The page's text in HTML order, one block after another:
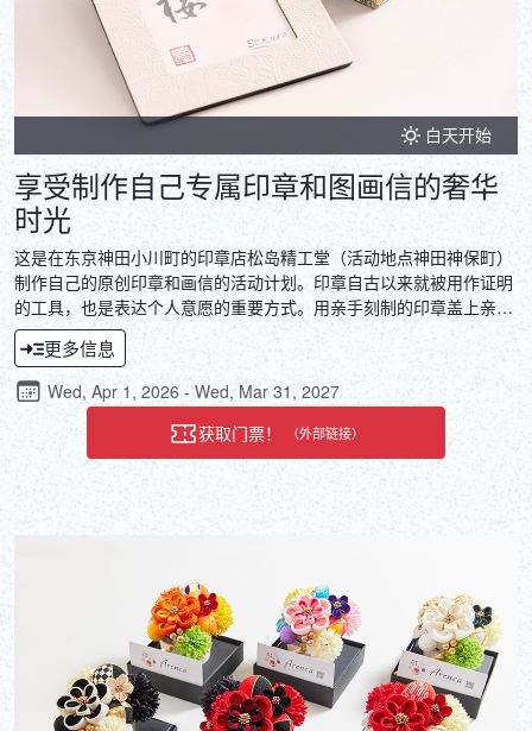
白天开始
享受制作自己专属印章和图画信的奢华
时光
这是在东京神田小川町的印章店松岛精工堂（活动地点神田神保町）
制作自己的原创印章和画信的活动计划。印章自古以来就被用作证明
的工具，也是表达个人意愿的重要方式。用亲手刻制的印章盖上亲笔
书写的画信，可以制作出自己独一无二的艺术品，一件独一无二的特
别物品。制作充满自己想法和希望的印章和画信的时间，是只有在这
里才能体验到的寂静中的奢华时刻。
更多信息
Wed, Apr 1, 2026 - Wed, Mar 31, 2027
获取门票！
（外部链接）